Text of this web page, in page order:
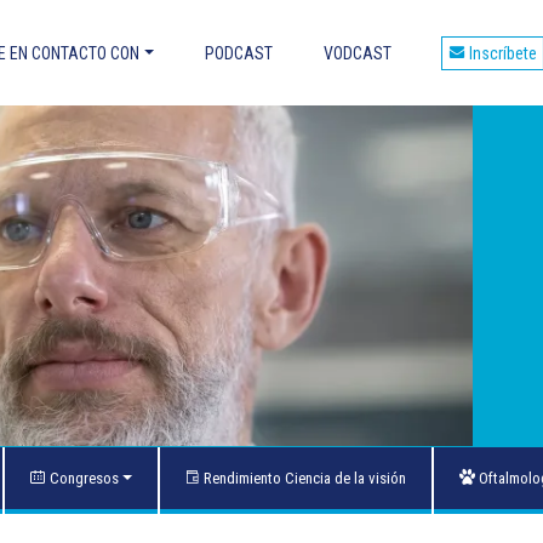
EN CONTACTO CON PODCAST VODCAST Inscríbete
son las ventajas?
OCULARES
DMLE
CON FÁRMACOS Y TOXICIDAD
Y DOPPLER
de las maculopatías
Congresos Rendimiento Ciencia de la visión